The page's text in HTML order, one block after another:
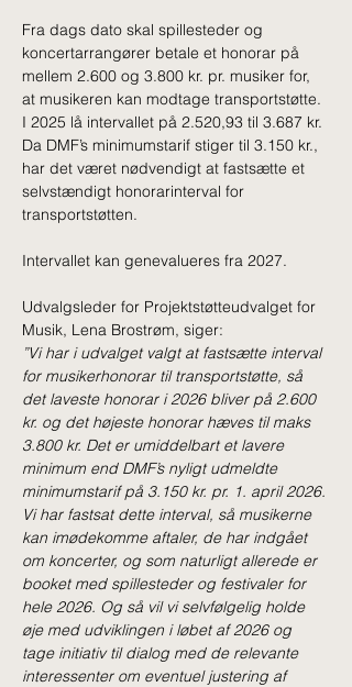
Fra dags dato skal spillesteder og
koncertarrangører betale et honorar på
mellem 2.600 og 3.800 kr. pr. musiker for,
at musikeren kan modtage transportstøtte.
I 2025 lå intervallet på 2.520,93 til 3.687 kr.
Da DMF’s minimumstarif stiger til 3.150 kr.,
har det været nødvendigt at fastsætte et
selvstændigt honorarinterval for
transportstøtten.
Intervallet kan genevalueres fra 2027.
Udvalgsleder for Projektstøtteudvalget for
Musik, Lena Brostrøm, siger:
”Vi har i udvalget valgt at fastsætte interval
for musikerhonorar til transportstøtte, så
det laveste honorar i 2026 bliver på 2.600
kr. og det højeste honorar hæves til maks
3.800 kr. Det er umiddelbart et lavere
minimum end DMF’s nyligt udmeldte
minimumstarif på 3.150 kr. pr. 1. april 2026.
Vi har fastsat dette interval, så musikerne
kan imødekomme aftaler, de har indgået
om koncerter, og som naturligt allerede er
booket med spillesteder og festivaler for
hele 2026. Og så vil vi selvfølgelig holde
øje med udviklingen i løbet af 2026 og
tage initiativ til dialog med de relevante
interessenter om eventuel justering af